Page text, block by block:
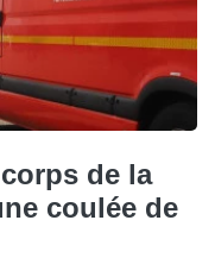
de la
coulée de